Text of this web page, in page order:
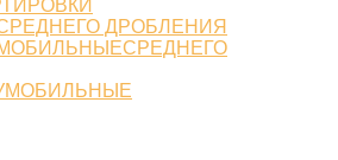
ДРОБЛЕНИЯ